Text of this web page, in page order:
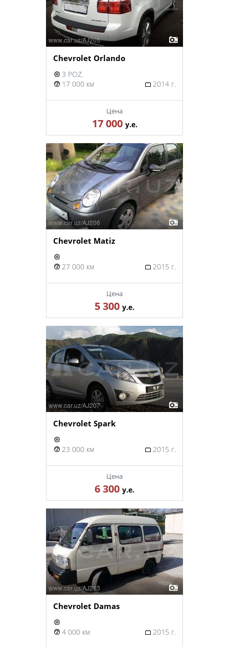
Chevrolet Orlando
3 POZ.
17 000 км
2014 г.
Цена
17 000 у.е.
Chevrolet Matiz
27 000 км 2015 г.
Цена
5 300 у.е.
Chevrolet Spark
23 000 км 2015 г.
Цена
6 300 у.е.
Chevrolet Damas
4 000 км 2015 г.